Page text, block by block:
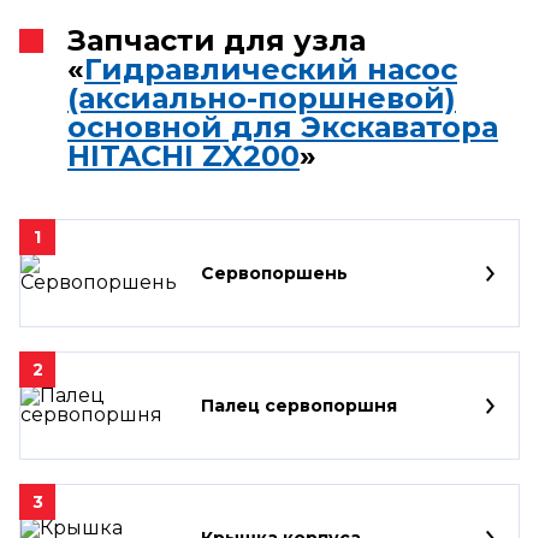
Запчасти для узла
«Гидравлический насос
(аксиально-поршневой)
основной для Экскаватора
HITACHI ZX200»
1
Сервопоршень
2
Палец сервопоршня
3